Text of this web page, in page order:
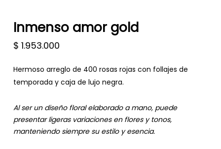
Inmenso amor gold
$ 1.953.000
Hermoso arreglo de 400 rosas rojas con follajes de
temporada y caja de lujo negra.
Al ser un diseño floral elaborado a mano, puede
presentar ligeras variaciones en flores y tonos,
manteniendo siempre su estilo y esencia.